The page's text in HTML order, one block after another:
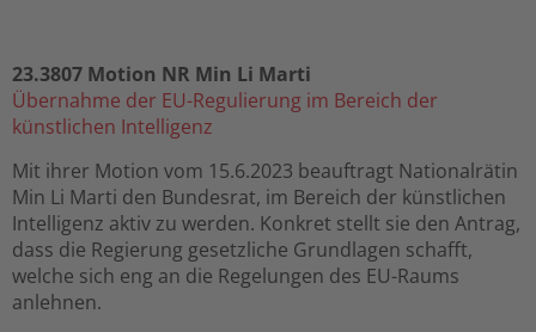
23.3807 Motion NR Min Li Marti
Übernahme der EU-Regulierung im Bereich der
künstlichen Intelligenz
Mit ihrer Motion vom 15.6.2023 beauftragt Nationalrätin
Min Li Marti den Bundesrat, im Bereich der künstlichen
Intelligenz aktiv zu werden. Konkret stellt sie den Antrag,
dass die Regierung gesetzliche Grundlagen schafft,
welche sich eng an die Regelungen des EU-Raums
anlehnen.